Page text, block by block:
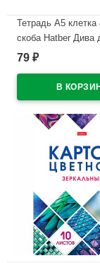
Тетрадь А5 клетка
скоба Hatber Дива
обложка
79 ₽